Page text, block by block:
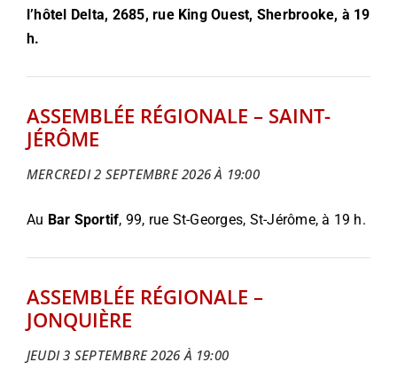
l’hôtel Delta, 2685, rue King Ouest, Sherbrooke, à 19
h.
ASSEMBLÉE RÉGIONALE – SAINT-
JÉRÔME
MERCREDI 2 SEPTEMBRE 2026 À 19:00
Au Bar Sportif, 99, rue St-Georges, St-Jérôme, à 19 h.
ASSEMBLÉE RÉGIONALE –
JONQUIÈRE
JEUDI 3 SEPTEMBRE 2026 À 19:00